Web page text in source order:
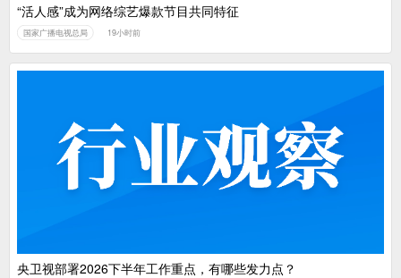
“活人感”成为网络综艺爆款节目共同特征
国家广播电视总局 19小时前
央卫视部署2026下半年工作重点，有哪些发力点？